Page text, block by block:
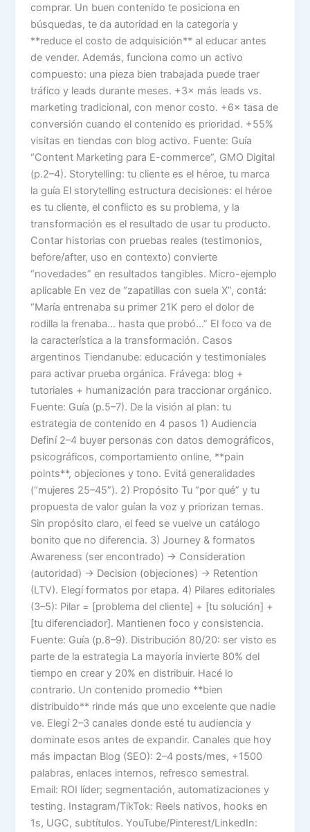
comprar. Un buen contenido te posiciona en
búsquedas, te da autoridad en la categoría y
**reduce el costo de adquisición** al educar antes
de vender. Además, funciona como un activo
compuesto: una pieza bien trabajada puede traer
tráfico y leads durante meses. +3× más leads vs.
marketing tradicional, con menor costo. +6× tasa de
conversión cuando el contenido es prioridad. +55%
visitas en tiendas con blog activo. Fuente: Guía
“Content Marketing para E-commerce”, GMO Digital
(p.2–4). Storytelling: tu cliente es el héroe, tu marca
la guía El storytelling estructura decisiones: el héroe
es tu cliente, el conflicto es su problema, y la
transformación es el resultado de usar tu producto.
Contar historias con pruebas reales (testimonios,
before/after, uso en contexto) convierte
“novedades” en resultados tangibles. Micro-ejemplo
aplicable En vez de “zapatillas con suela X”, contá:
“María entrenaba su primer 21K pero el dolor de
rodilla la frenaba… hasta que probó…” El foco va de
la característica a la transformación. Casos
argentinos Tiendanube: educación y testimoniales
para activar prueba orgánica. Frávega: blog +
tutoriales + humanización para traccionar orgánico.
Fuente: Guía (p.5–7). De la visión al plan: tu
estrategia de contenido en 4 pasos 1) Audiencia
Definí 2–4 buyer personas con datos demográficos,
psicográficos, comportamiento online, **pain
points**, objeciones y tono. Evitá generalidades
(“mujeres 25–45”). 2) Propósito Tu “por qué” y tu
propuesta de valor guían la voz y priorizan temas.
Sin propósito claro, el feed se vuelve un catálogo
bonito que no diferencia. 3) Journey & formatos
Awareness (ser encontrado) → Consideration
(autoridad) → Decision (objeciones) → Retention
(LTV). Elegí formatos por etapa. 4) Pilares editoriales
(3–5): Pilar = [problema del cliente] + [tu solución] +
[tu diferenciador]. Mantienen foco y consistencia.
Fuente: Guía (p.8–9). Distribución 80/20: ser visto es
parte de la estrategia La mayoría invierte 80% del
tiempo en crear y 20% en distribuir. Hacé lo
contrario. Un contenido promedio **bien
distribuido** rinde más que uno excelente que nadie
ve. Elegí 2–3 canales donde esté tu audiencia y
dominate esos antes de expandir. Canales que hoy
más impactan Blog (SEO): 2–4 posts/mes, +1500
palabras, enlaces internos, refresco semestral.
Email: ROI líder; segmentación, automatizaciones y
testing. Instagram/TikTok: Reels nativos, hooks en
1s, UGC, subtítulos. YouTube/Pinterest/LinkedIn: